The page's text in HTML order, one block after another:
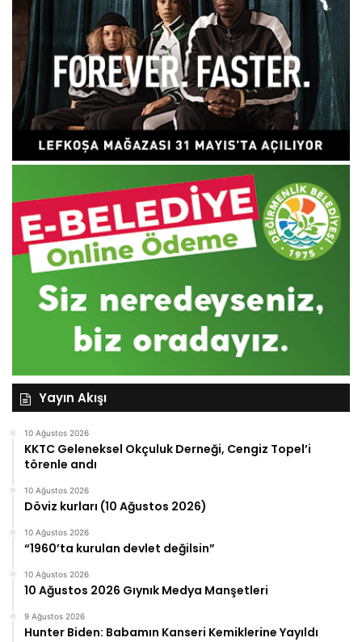
Yayın Akışı
10 Ağustos 2026
KKTC Geleneksel Okçuluk Derneği, Cengiz Topel’i
törenle andı
10 Ağustos 2026
Döviz kurları (10 Ağustos 2026)
10 Ağustos 2026
“1960’ta kurulan devlet değilsin”
10 Ağustos 2026
10 Ağustos 2026 Gıynık Medya Manşetleri
9 Ağustos 2026
Hunter Biden: Babamın Kanseri Kemiklerine Yayıldı